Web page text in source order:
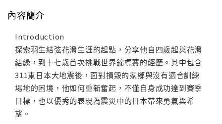
內容簡介
Introduction
探索羽生結弦花滑生涯的起點，分享他自四歲起與花滑
結緣，到十七歲首次挑戰世界錦標賽的經歷。其中包含
311東日本大地震後，面對損毀的家鄉與沒有適合訓練
場地的困境，他如何重新奮起，不僅自身成功達到賽季
目標，也以優秀的表現為震災中的日本帶來勇氣與希
望。